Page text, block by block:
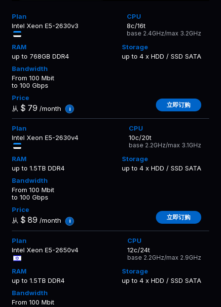
Intel Xeon E5-2630v3 8c/16t
base 2.4GHz/max 3.2GHz
up to 768GB DDR4 up to 4 x HDD / SSD SATA
From 100 Mbit
to 100 Gbps
从 $ 79 /month i
立即订购
Intel Xeon E5-2630v4 10c/20t
base 2.2GHz/max 3.1GHz
up to 1.5TB DDR4 up to 4 x HDD / SSD SATA
From 100 Mbit
to 100 Gbps
从 $ 89 /month i
立即订购
Intel Xeon E5-2650v4 12c/24t
base 2.2GHz/max 2.9GHz
up to 1.5TB DDR4 up to 4 x HDD / SSD SATA
From 100 Mbit